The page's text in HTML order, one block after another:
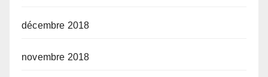
décembre 2018
novembre 2018